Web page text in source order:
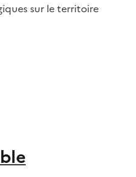
sur le territoire